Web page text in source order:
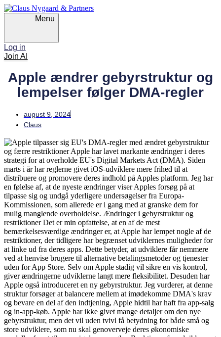
Skip
links
Skip
to
Skip
to
content
Menu
Log in
Join AI
Apple ændrer gebyrstruktur og
lempelser følger DMA-regler
august 9, 2024
Claus